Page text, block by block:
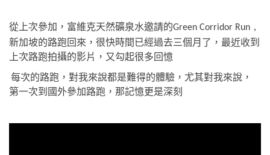
從上次參加， 富維克天然礦泉水邀請的Green Corridor Run，
新加坡的路跑回來，很快時間已經過去三個月了，最近收到
上次路跑拍攝的影片，又勾起很多回憶
每次的路跑，對我來說都是難得的體驗，尤其對我來說，
第一次到國外參加路跑，那記憶更是深刻